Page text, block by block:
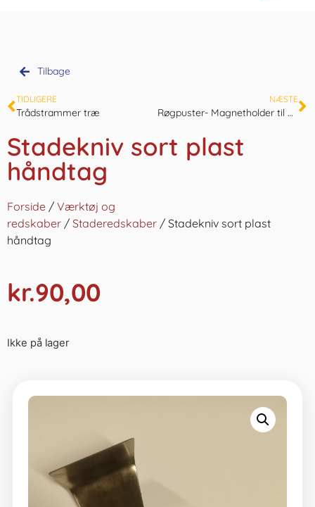
Tilbage
TIDLIGERE
Trådstrammer træ
NÆSTE
Røgpuster- Magnetholder til Røgpuster
Stadekniv sort plast
håndtag
Forside / Værktøj og
redskaber / Staderedskaber / Stadekniv sort plast
håndtag
kr.90,00
Ikke på lager